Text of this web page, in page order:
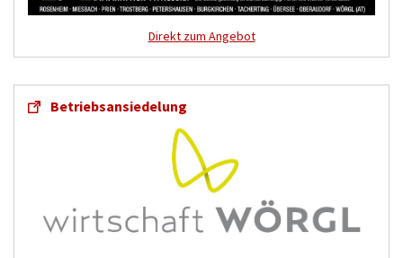
Direkt zum Angebot
Betriebsansiedelung